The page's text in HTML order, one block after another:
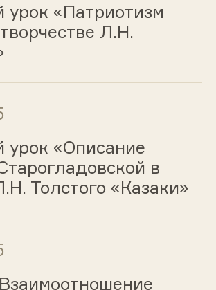
урок «Патриотизм
Л.Н.
урок «Описание
в
Толстого «Казаки»